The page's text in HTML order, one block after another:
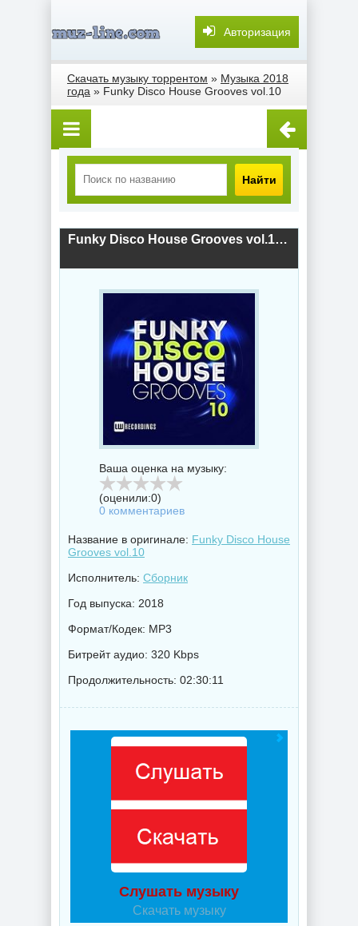
Авторизация
Скачать музыку торрентом » Музыка 2018
года » Funky Disco House Grooves vol.10
Найти
Funky Disco House Grooves vol.10 (2018) скачать торрент
Ваша оценка на музыку:
(оценили:0)
0 комментариев
Название в оригинале: Funky Disco House
Grooves vol.10
Исполнитель: Сборник
Год выпуска: 2018
Формат/Кодек: MP3
Битрейт аудио: 320 Kbps
Продолжительность: 02:30:11
Слушать музыку
Скачать музыку